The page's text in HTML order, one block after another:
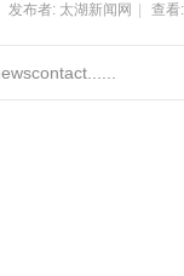
发布者: 太湖新闻网 查